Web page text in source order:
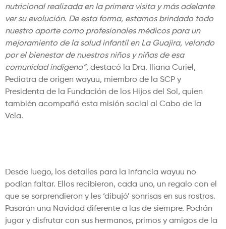
nutricional realizada en la primera visita y más adelante
ver su evolución. De esta forma, estamos brindado todo
nuestro aporte como profesionales médicos para un
mejoramiento de la salud infantil en La Guajira, velando
por el bienestar de nuestros niños y niñas de esa
comunidad indígena”, destacó la Dra. Iliana Curiel,
Pediatra de origen wayuu, miembro de la SCP y
Presidenta de la Fundación de los Hijos del Sol, quien
también acompañó esta misión social al Cabo de la
Vela.
Desde luego, los detalles para la infancia wayuu no
podían faltar. Ellos recibieron, cada uno, un regalo con el
que se sorprendieron y les ‘dibujó’ sonrisas en sus rostros.
Pasarán una Navidad diferente a las de siempre. Podrán
jugar y disfrutar con sus hermanos, primos y amigos de la